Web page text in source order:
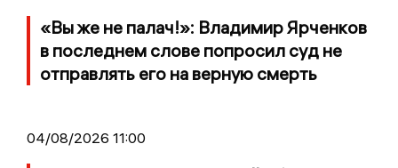
«Вы же не палач!»: Владимир Ярченков
в последнем слове попросил суд не
отправлять его на верную смерть
04/08/2026 11:00